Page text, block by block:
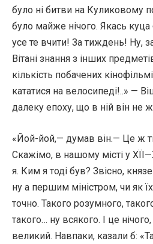
було ні битви на Куликовому
було майже нічого. Якась куца
усе те вчити! За тиждень! Ну,
Вітані знання з інших
кількість побачених
кататися на велосипеді!..» —
далеку епоху, що в ній він не
«Йой-йой,— думав він.— Це ж
Скажімо, в нашому місті у
я. Ким я тоді був? Звісно,
ну а першим міністром, чи як
точно. Такого розумного,
такого… ну всякого. І це
великий. Навпаки, казали б: